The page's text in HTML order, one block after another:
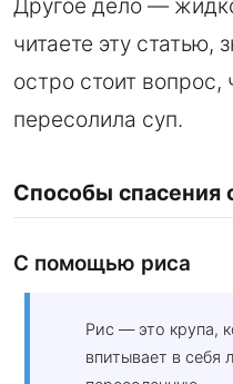
читаете эту статью,
остро стоит вопрос,
пересолила суп.
Способы спасения
С помощью риса
Рис — это крупа,
впитывает в